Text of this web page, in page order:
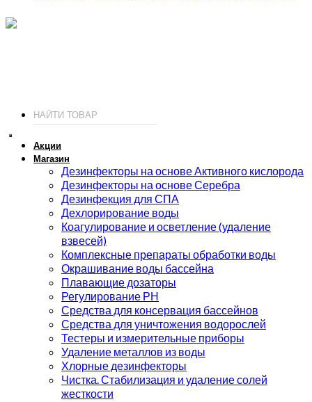
Акции
Магазин
Дезинфекторы на основе Активного кислорода
Дезинфекторы на основе Серебра
Дезинфекция для СПА
Дехлорирование воды
Коагулирование и осветление (удаление
взвесей)
Комплексные препараты обработки воды
Окрашивание воды бассейна
Плавающие дозаторы
Регулирование РН
Средства для консервация бассейнов
Средства для уничтожения водорослей
Тестеры и измерительные приборы
Удаление металлов из воды
Хлорные дезинфекторы
Чистка. Стабилизация и удаление солей
жесткости